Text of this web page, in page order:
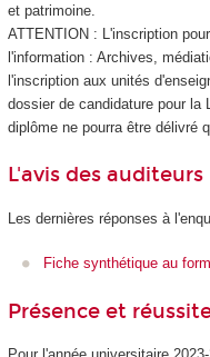
et patrimoine.
ATTENTION : L'inscription
l'information : Archives,
l'inscription aux unités
dossier de candidature pour
diplôme ne pourra être délivré
L'avis des auditeurs
Les dernières réponses à
Fiche synthétique au
Présence et